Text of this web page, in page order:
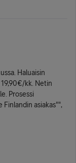
Haluaisin
kk. Netin
Prosessi
asiakas"",